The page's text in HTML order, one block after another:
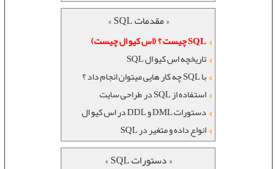
« مقدمات SQL »
SQL چیست ؟ (اس کیو ال چیست)
تاریخچه اس کیو ال SQL
با SQL چه کار هایی میتوان انجام داد ؟
استفاده از SQL در طراحی سایت
دستورات DML و DDL در اس کیو ال
انواع داده و متغیر در SQL
« دستورات SQL »